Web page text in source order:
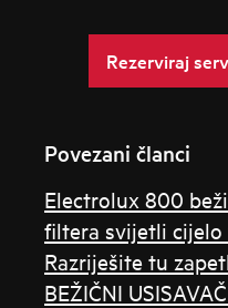
Rezerviraj
Povezani članci
Electrolux 800
filtera svijetli cijelo
Razriješite tu
BEŽIČNI